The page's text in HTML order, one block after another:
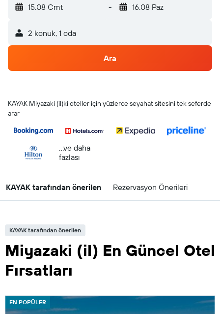
15.08 Cmt - 16.08 Paz
2 konuk, 1 oda
Ara
KAYAK Miyazaki (il)ki oteller için yüzlerce seyahat sitesini tek seferde
arar
...ve daha
fazlası
KAYAK tarafından önerilen Rezervasyon Önerileri
KAYAK tarafından önerilen
Miyazaki (il) En Güncel Otel
Fırsatları
EN POPÜLER